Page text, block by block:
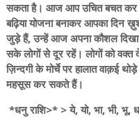
सकता है। आज आप उचित बचत कर
बढ़िया योजना बनाकर आपका
जुड़े हैं, उन्हें आज अपना कौशल
सके लोगों से दूर रहें। लोगों को
ज़िन्दगी के मोर्चे पर हालात वाक़ई
महसूस कर सकते हैं।
*धनु राशि>* > ये, यो, भा, भी,